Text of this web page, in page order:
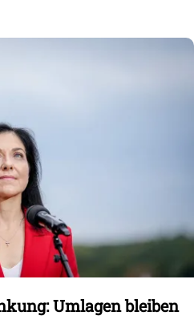
Umlagen bleiben